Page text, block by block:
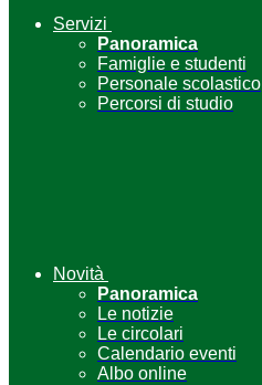
Servizi
Panoramica
Famiglie e studenti
Personale scolastico
Percorsi di studio
Novità
Panoramica
Le notizie
Le circolari
Calendario eventi
Albo online